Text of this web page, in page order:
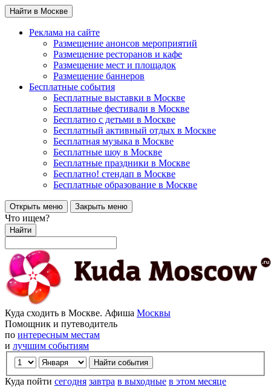
Найти в Москве
Реклама на сайте
Размещение анонсов мероприятий
Размещение ресторанов и кафе
Размещение мест и площадок
Размещение баннеров
Бесплатные события
Бесплатные выставки в Москве
Бесплатные фестивали в Москве
Бесплатно с детьми в Москве
Бесплатный активный отдых в Москве
Бесплатная музыка в Москве
Бесплатные шоу в Москве
Бесплатные праздники в Москве
Бесплатно! стендап в Москве
Бесплатные образование в Москве
Открыть меню Закрыть меню
Что ищем?
Найти
Куда сходить в Москве. Афиша Москвы
Помощник и путеводитель
по интересным местам
и лучшим событиям
Куда пойти сегодня завтра в выходные в этом месяце